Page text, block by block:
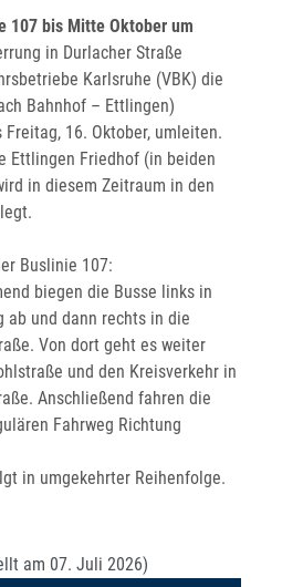
107 bis Mitte Oktober um
in Durlacher Straße
Karlsruhe (VBK) die
Bahnhof – Ettlingen)
16. Oktober, umleiten.
Ettlingen Friedhof (in beiden
in diesem Zeitraum in den
Buslinie 107:
biegen die Busse links in
ab und dann rechts in die
Von dort geht es weiter
und den Kreisverkehr in
Anschließend fahren die
Fahrweg Richtung
in umgekehrter Reihenfolge.
am 07. Juli 2026)